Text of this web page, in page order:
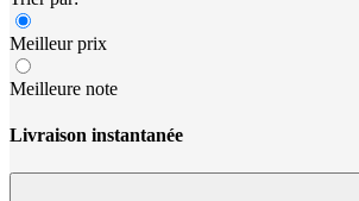
Meilleur prix
Meilleure note
Livraison instantanée